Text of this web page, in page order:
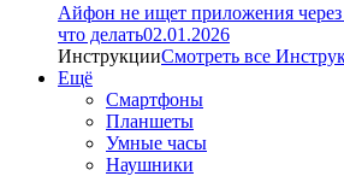
Айфон не ищет приложения
что делать02.01.2026
ИнструкцииСмотреть все
Ещё
Смартфоны
Планшеты
Умные часы
Наушники